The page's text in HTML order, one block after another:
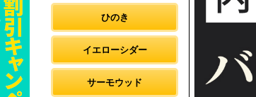
ひのき
イエローシダー
サーモウッド